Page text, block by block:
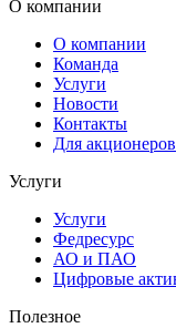
О компании
О компании
Команда
Услуги
Новости
Контакты
Для акционеров
Услуги
Услуги
Федресурс
АО и ПАО
Цифровые
Полезное